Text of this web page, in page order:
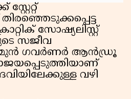
സോഷ്യലിസ്റ്റ്
സജീവ
മുൻ ഗവർണർ ആൻഡ്രൂ
വഴി